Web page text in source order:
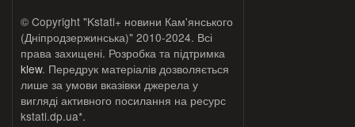
© Copyright "Kstati+ новини Кам'янського
(Дніпродзержинська)" 2010-2024. Всі
права захищені. Розробка та підтримка
klew. Передрук матеріалів дозволяється
лише за умови вказівки джерела у
вигляді активного посилання на ресурс
kstati.dp.ua*.